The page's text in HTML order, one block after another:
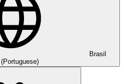
Brasil
(Portuguese)